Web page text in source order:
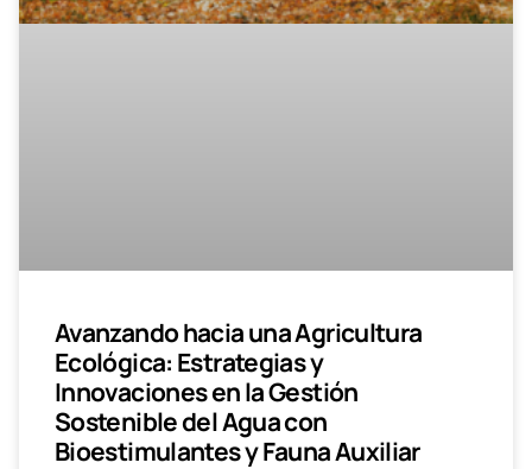
Avanzando hacia una Agricultura
Ecológica: Estrategias y
Innovaciones en la Gestión
Sostenible del Agua con
Bioestimulantes y Fauna Auxiliar